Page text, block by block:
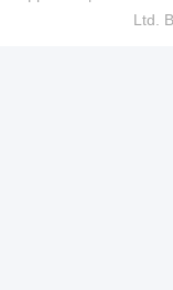
Ltd.